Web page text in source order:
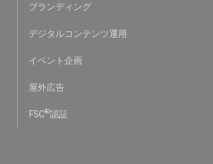
ブランディング
デジタルコンテンツ運用
イベント企画
屋外広告
FSC®認証